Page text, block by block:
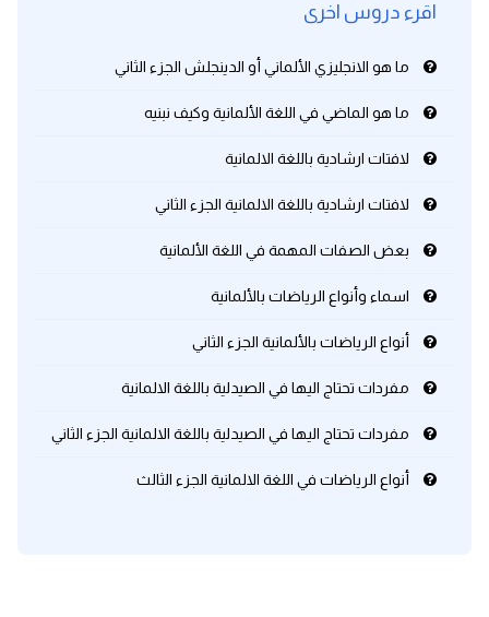
اقرء دروس اخرى
ما هو الانجليزي الألماني أو الدينجلش الجزء الثاني
ما هو الماضي في اللغة الألمانية وكيف نبنيه
لافتات ارشادية باللغة الالمانية
لافتات ارشادية باللغة الالمانية الجزء الثاني
بعض الصفات المهمة في اللغة الألمانية
اسماء وأنواع الرياضات بالألمانية
أنواع الرياضات بالألمانية الجزء الثاني
مفردات تحتاج اليها في الصيدلية باللغة الالمانية
مفردات تحتاج اليها في الصيدلية باللغة الالمانية الجزء الثاني
أنواع الرياضات في اللغة الالمانية الجزء الثالث